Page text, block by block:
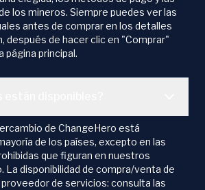
los mineros. Siempre puedes ver las
antes de comprar en los detalles
después de hacer clic en "Comprar"
página principal.
de ChangeHero está
de los países, excepto en las
que figuran en nuestros
La disponibilidad de compra/venta de
de servicios: consulta las